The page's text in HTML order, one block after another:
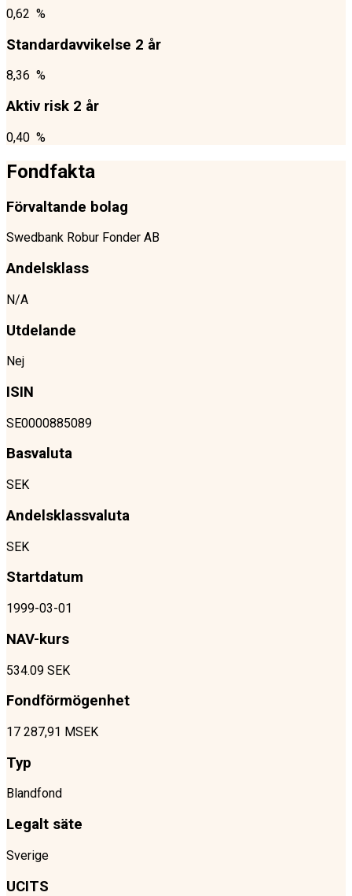
0,62 %
Standardavvikelse 2 år
8,36 %
Aktiv risk 2 år
0,40 %
Fondfakta
Förvaltande bolag
Swedbank Robur Fonder AB
Andelsklass
N/A
Utdelande
Nej
ISIN
SE0000885089
Basvaluta
SEK
Andelsklassvaluta
SEK
Startdatum
1999-03-01
NAV-kurs
534.09 SEK
Fondförmögenhet
17 287,91 MSEK
Typ
Blandfond
Legalt säte
Sverige
UCITS